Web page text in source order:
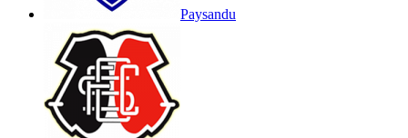
Paysandu